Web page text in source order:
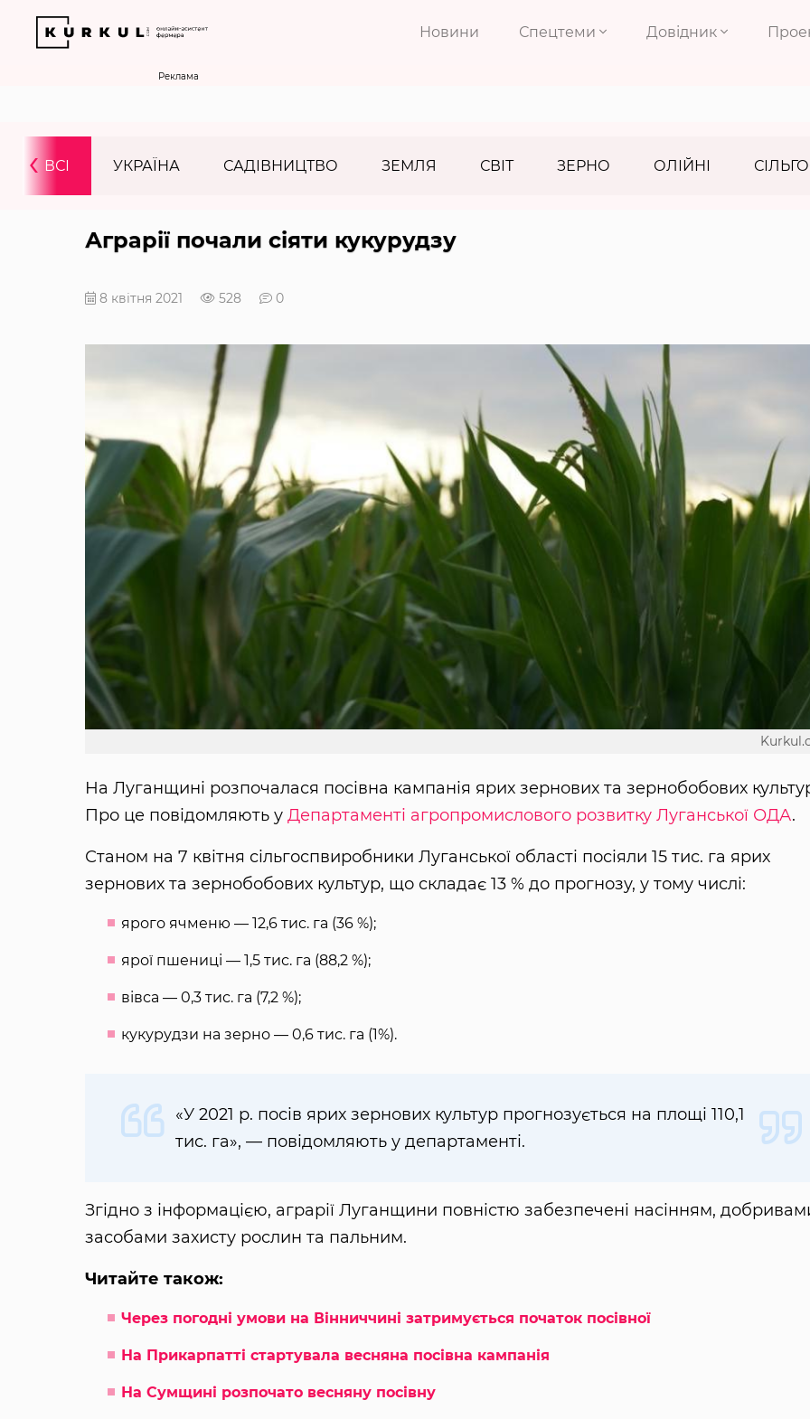
Новини Спецтеми Довідник
Реклама
ВСІ УКРАЇНА САДІВНИЦТВО ЗЕМЛЯ СВІТ ЗЕРНО ОЛІЙНІ
‹
Аграрії почали сіяти кукурудзу
8 квітня 2021 528 0
На Луганщині розпочалася посівна кампанія ярих зернових та зернобобових
Про це повідомляють у Департаменті агропромислового розвитку Луганської ОДА.
Станом на 7 квітня сільгоспвиробники Луганської області посіяли 15 тис. га ярих
зернових та зернобобових культур, що складає 13 % до прогнозу, у тому числі:
ярого ячменю — 12,6 тис. га (36 %);
ярої пшениці — 1,5 тис. га (88,2 %);
вівса — 0,3 тис. га (7,2 %);
кукурудзи на зерно — 0,6 тис. га (1%).
«У 2021 р. посів ярих зернових культур прогнозується на площі 110,1
тис. га», — повідомляють у департаменті.
Згідно з інформацією, аграрії Луганщини повністю забезпечені насінням,
засобами захисту рослин та пальним.
Читайте також:
Через погодні умови на Вінниччині затримується початок посівної
На Прикарпатті стартувала весняна посівна кампанія
На Сумщині розпочато весняну посівну